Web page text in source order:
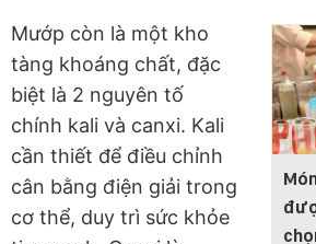
Mướp còn là một kho
tàng khoáng chất, đặc
biệt là 2 nguyên tố
chính kali và canxi. Kali
cần thiết để điều chỉnh
cân bằng điện giải trong
cơ thể, duy trì sức khỏe